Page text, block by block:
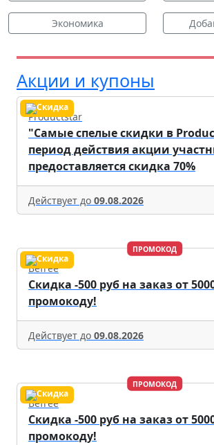
Экономика
Акции и купоны
Productstar
"Самые спелые скидки в
период действия акции
предоставляется скидка 70%
Действует до 09.08.2026
ПРОМОКОД
Befree
Скидка -500 руб на заказ от
промокоду!
Действует до 09.08.2026
ПРОМОКОД
Befree
Скидка -500 руб на заказ от
промокоду!